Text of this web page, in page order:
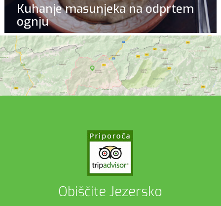
Kuhanje masunjeka na odprtem
ognju
Obiščite Jezersko